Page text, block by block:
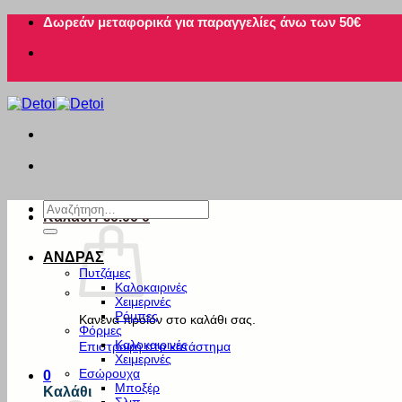
Μετάβαση
περιεχόμενο
Δωρεάν μεταφορικά για παραγγελίες άνω των 50€
Καλάθι /€0.00 0
Κανένα προϊόν στο καλάθι σας.
Επιστροφή στο κατάστημα
0
Καλάθι
Αναζήτηση
για:
ΑΝΔΡΑΣ
Πυτζάμες
Καλοκαιρινές
Χειμερινές
Ρόμπες
Φόρμες
Καλοκαιρινές
Χειμερινές
Εσώρουχα
Μποξέρ